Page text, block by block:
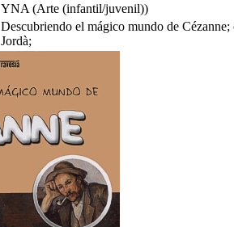
YNA (Arte (infantil/juvenil))
Descubriendo el mágico mundo de
Jordà;